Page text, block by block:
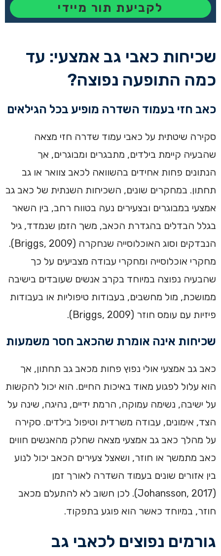
לקביעת תור מיידי
שכיחות כאבי גב אמצעי: עד
כמה התופעה נפוצה?
כאב חזי בעמוד השדרה מופיע בכל הגילאים
סקירה שיטתית על כאבי עמוד שדרה חזי מצאה
שהבעיה קיימת בילדים, מתבגרים ומבוגרים, אך
הנתונים פחות אחידים בהשוואה לכאב צוואר או גב
תחתון. במחקרים שונים, השכיחות השנתית של כאב גב
אמצעי במבוגרים ובצעירים נעה בטווח רחב, בין השאר
בגלל הבדלים בהגדרת הכאב, משך הזמן שנמדד, גיל
הנבדקים וסוג האוכלוסייה שנחקרה (Briggs, 2009).
מחקרי אוכלוסייה ומחקרי עבודה מצביעים על כך
שהבעיה נפוצה במיוחד בקרב אנשים שעובדים בישיבה
ממושכת, מול מחשבים, בעבודות טיפוליות או בעבודות
פיזיות עם עומס חוזר (Briggs, 2009).
שכיחות אינה אומרת שהכאב חסר משמעות
כאב גב אמצעי אולי נפוץ פחות מכאב גב תחתון, אך
הוא עלול לפגוע מאוד באיכות החיים. הוא יכול להקשות
על ישיבה, נשימה עמוקה, הרמת ידיים, נהיגה, שינה על
הצד, אימונים, עבודה משרדית וטיפול בילדים. סקירה
על מהלך כאב גב אמצעי מצאה שחלק מהאנשים חווים
כאב מתמשך או חוזר, ושאצל צעירים הכאב יכול לנוע
בין אזורים שונים בעמוד השדרה לאורך זמן
(Johansson, 2017). לכן חשוב לא להתעלם מכאב
חוזר, במיוחד כאשר הוא פוגע בתפקוד.
גורמים נפוצים לכאבי גב